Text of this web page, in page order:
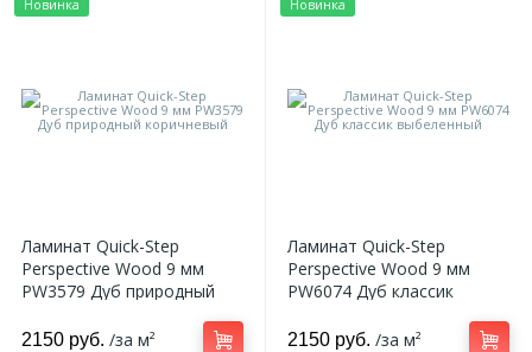
Новинка
Ламинат Quick-Step
Perspective Wood 9 мм
PW3579 Дуб природный
2150 руб. /за м²
Новинка
Ламинат Quick-Step
Perspective Wood 9 мм
PW6074 Дуб классик
2150 руб. /за м²